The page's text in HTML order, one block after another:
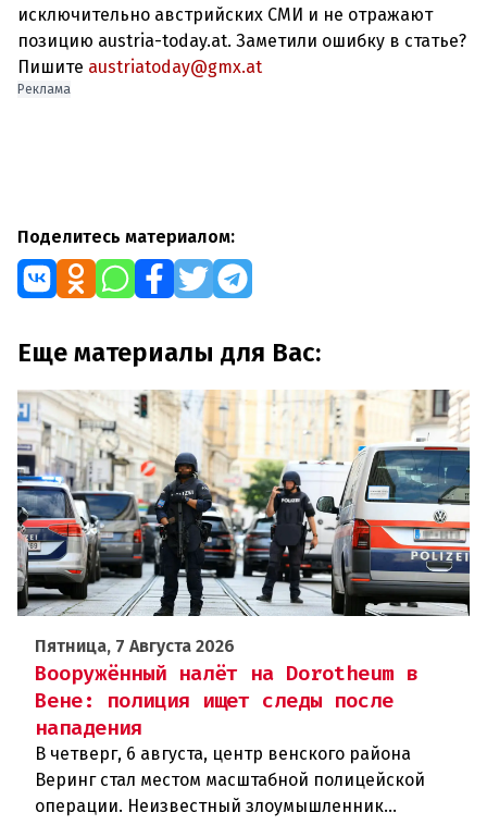
исключительно австрийских СМИ и не отражают
позицию austria-today.at. Заметили ошибку в статье?
Пишите austriatoday@gmx.at
Реклама
Поделитесь материалом:
Еще материалы для Вас:
Пятница, 7 Августа 2026
Вооружённый налёт на Dorotheum в
Вене: полиция ищет следы после
нападения
В четверг, 6 августа, центр венского района
Веринг стал местом масштабной полицейской
операции. Неизвестный злоумышленник